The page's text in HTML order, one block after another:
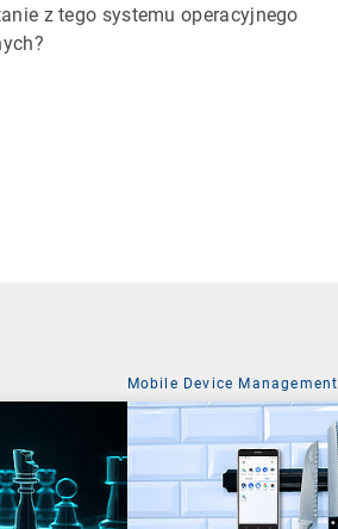
z tego systemu operacyjnego
Mobile Device Management